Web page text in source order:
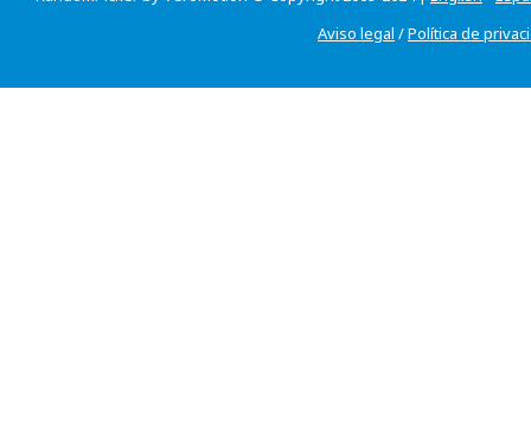
Aviso legal /Política de